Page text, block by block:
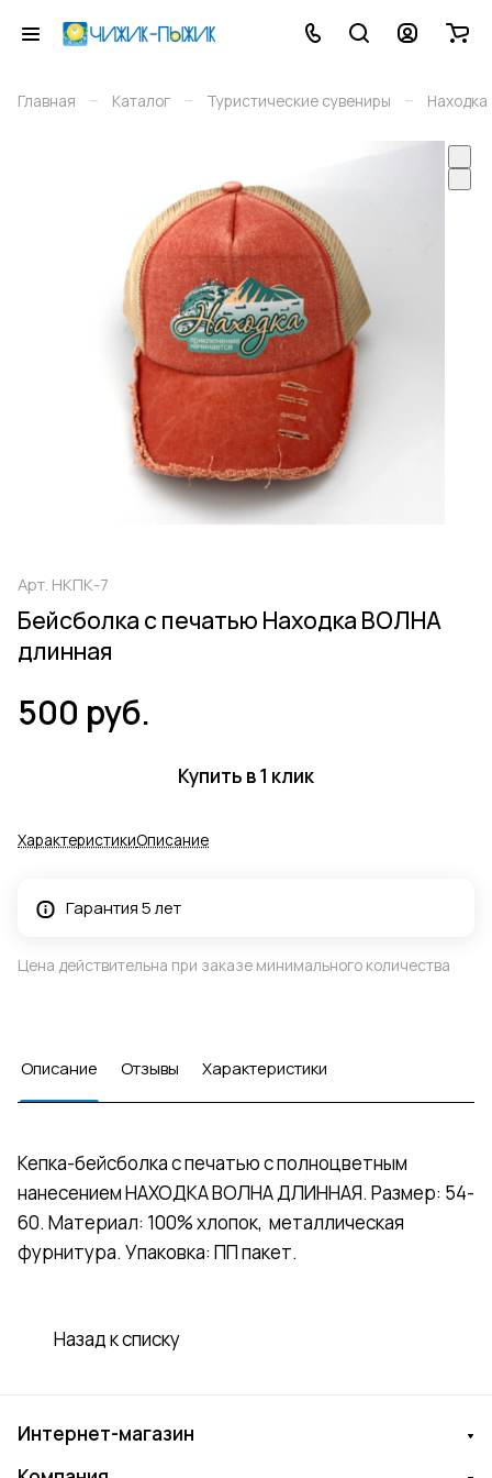
Главная – Каталог – Туристические сувениры – Находка
Арт. НКПК-7
Бейсболка с печатью Находка ВОЛНА
длинная
500 руб.
Купить в 1 клик
ХарактеристикиОписание
Гарантия 5 лет
Цена действительна при заказе минимального количества
Описание Отзывы Характеристики
Кепка-бейсболка с печатью с полноцветным
нанесением НАХОДКА ВОЛНА ДЛИННАЯ. Размер: 54-
60. Материал: 100% хлопок, металлическая
фурнитура. Упаковка: ПП пакет.
Назад к списку
Интернет-магазин